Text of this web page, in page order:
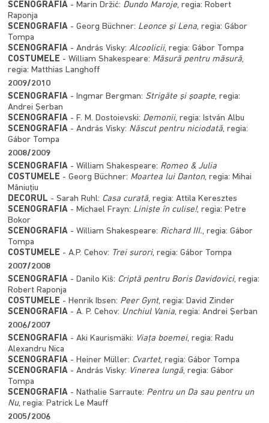
SCENOGRAFIA - Marin Držić: Dundo Maroje, regia: Robert
Raponja
SCENOGRAFIA - Georg Büchner: Leonce şi Lena, regia: Gábor
Tompa
SCENOGRAFIA - András Visky:Alcoolicii, regia: Gábor Tompa
COSTUMELE - William Shakespeare: Măsură pentru măsură,
regia: Matthias Langhoff
2009/2010
SCENOGRAFIA - Ingmar Bergman: Strigăte şi şoapte, regia:
Andrei Şerban
SCENOGRAFIA - F. M. Dostoievski: Demonii, regia: István Albu
SCENOGRAFIA - András Visky: Născut pentru niciodată, regia:
Gábor Tompa
2008/2009
SCENOGRAFIA - William Shakespeare: Romeo & Julia
COSTUMELE - Georg Büchner: Moartea lui Danton, regia: Mihai
Măniuţiu
DECORUL - Sarah Ruhl: Casa curată, regia: Attila Keresztes
SCENOGRAFIA - Michael Frayn: Linişte în culise!, regia: Petre
Bokor
SCENOGRAFIA - William Shakespeare: Richard III., regia: Gábor
Tompa
COSTUMELE - A.P. Cehov: Trei surori, regia: Gábor Tompa
2007/2008
SCENOGRAFIA - Danilo Kiš: Criptă pentru Boris Davidovici, regia:
Robert Raponja
COSTUMELE - Henrik Ibsen: Peer Gynt, regia: David Zinder
SCENOGRAFIA - A. P. Cehov: Unchiul Vania, regia: Andrei Şerban
2006/2007
SCENOGRAFIA - Aki Kaurismäki: Viaţa boemei, regia: Radu
Alexandru Nica
SCENOGRAFIA - Heiner Müller: Cvartet, regia: Gábor Tompa
SCENOGRAFIA - András Visky: Vinerea lungă, regia: Gábor
Tompa
SCENOGRAFIA - Nathalie Sarraute: Pentru un Da sau pentru un
Nu, regia: Patrick Le Mauff
2005/2006